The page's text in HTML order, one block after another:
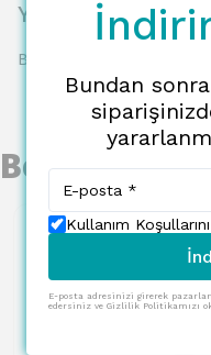
Yorumlar
Bu ürün için henüz yorum
Benzer
Bundan
Kullanım
E-posta adresinizi girerek
edersiniz ve Gizlilik Politikamızı